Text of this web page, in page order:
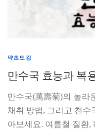
약초도감
만수국 효능과 복
만수국(萬壽菊)의 놀라
채취 방법, 그리고 천
아보세요. 여름철 질환,